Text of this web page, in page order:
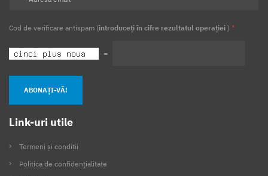
Cod de verificare antispam (introduceți în cifre rezultatul operației ) *
=
ABONAȚI-VĂ!
Link-uri utile
Termeni și condiții
Politica de confidențialitate